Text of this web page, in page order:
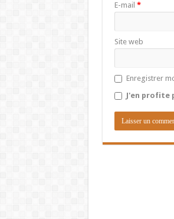
E-mail *
Site web
Enregistrer
J'en profite